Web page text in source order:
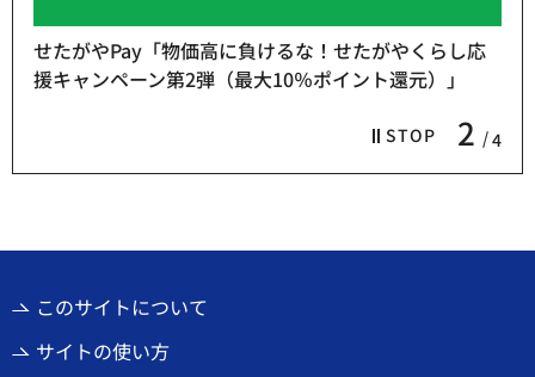
STOP 2 4
せたがやPay「物価高に負けるな！せたがやくらし応
援キャンペーン第2弾（最大10％ポイント還元）」
このサイトについて
サイトの使い方